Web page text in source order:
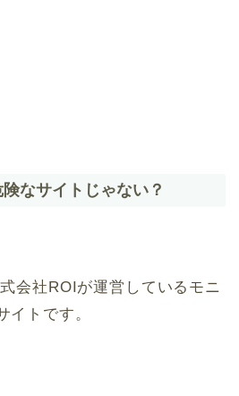
なサイトじゃない？
会社ROIが運営しているモニ
イトです。